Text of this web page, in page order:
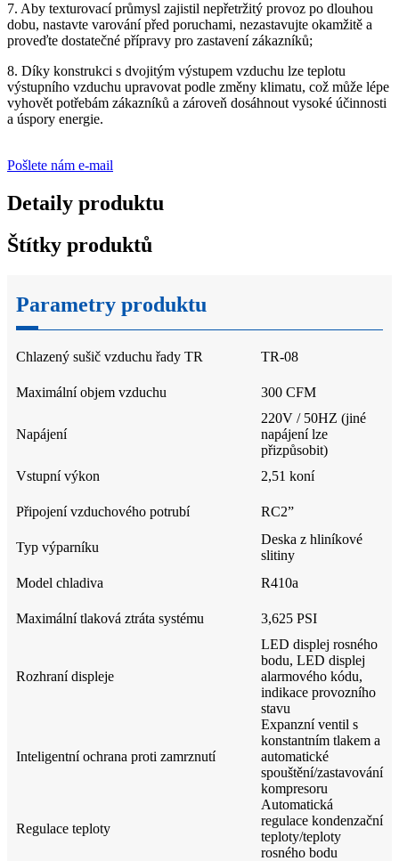
7. Aby texturovací průmysl zajistil nepřetržitý provoz po dlouhou
dobu, nastavte varování před poruchami, nezastavujte okamžitě a
proveďte dostatečné přípravy pro zastavení zákazníků;
8. Díky konstrukci s dvojitým výstupem vzduchu lze teplotu
výstupního vzduchu upravovat podle změny klimatu, což může lépe
vyhovět potřebám zákazníků a zároveň dosáhnout vysoké účinnosti
a úspory energie.
Pošlete nám e-mail
Detaily produktu
Štítky produktů
Parametry produktu
Chlazený sušič vzduchu řady TR TR-08
Maximální objem vzduchu 300 CFM
Napájení
220V / 50HZ (jiné
napájení lze
přizpůsobit)
Vstupní výkon
2,51 koní
Připojení vzduchového potrubí RC2”
Typ výparníku
Deska z hliníkové
slitiny
Model chladiva
R410a
Maximální tlaková ztráta systému 3,625 PSI
Rozhraní displeje
LED displej rosného
bodu, LED displej
alarmového kódu,
indikace provozního
stavu
Inteligentní ochrana proti zamrznutí
Expanzní ventil s
konstantním tlakem a
automatické
spouštění/zastavování
kompresoru
Regulace teploty
Automatická
regulace kondenzační
teploty/teploty
rosného bodu